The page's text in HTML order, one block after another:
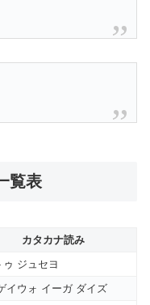
覧表
カタカナ読み
ゥ ジュセヨ
イウォ イーガ ダイズ